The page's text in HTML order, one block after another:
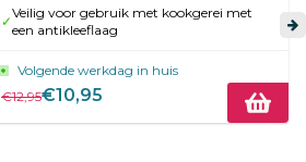
✓
Veilig voor gebruik met kookgerei met
een antikleeflaag
Volgende werkdag in huis
€12,95€10,95